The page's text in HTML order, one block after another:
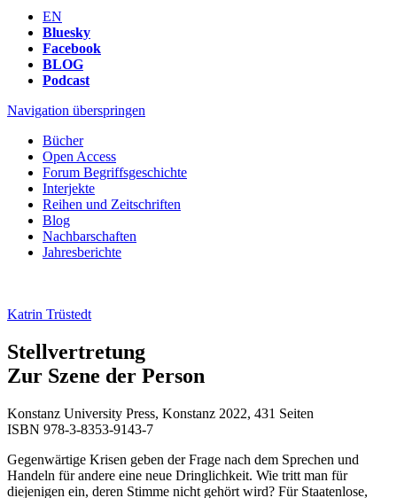
EN
Bluesky
Facebook
BLOG
Podcast
Navigation überspringen
Bücher
Open Access
Forum Begriffsgeschichte
Interjekte
Reihen und Zeitschriften
Blog
Nachbarschaften
Jahresberichte
Katrin Trüstedt
Stellvertretung
Zur Szene der Person
Konstanz University Press, Konstanz 2022, 431 Seiten
ISBN 978-3-8353-9143-7
Gegenwärtige Krisen geben der Frage nach dem Sprechen und
Handeln für andere eine neue Dringlichkeit. Wie tritt man für
diejenigen ein, deren Stimme nicht gehört wird? Für Staatenlose,